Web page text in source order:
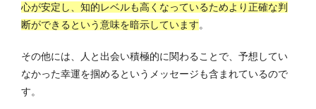
心が安定し、知的レベルも高くなっているためより正確な判
断ができるという意味を暗示しています。
その他には、人と出会い積極的に関わることで、予想してい
なかった幸運を掴めるというメッセージも含まれているので
す。